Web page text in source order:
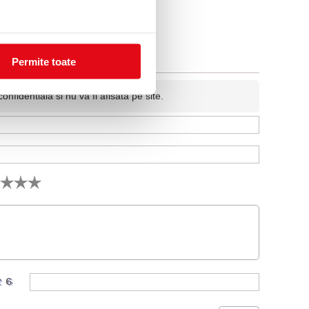
Permite toate
si nu va fi afisata pe site.